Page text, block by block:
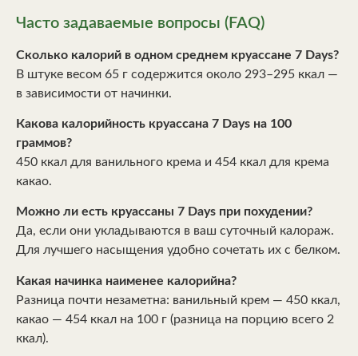
Часто задаваемые вопросы (FAQ)
Сколько калорий в одном среднем круассане 7 Days?
В штуке весом 65 г содержится около 293–295 ккал —
в зависимости от начинки.
Какова калорийность круассана 7 Days на 100
граммов?
450 ккал для ванильного крема и 454 ккал для крема
какао.
Можно ли есть круассаны 7 Days при похудении?
Да, если они укладываются в ваш суточный калораж.
Для лучшего насыщения удобно сочетать их с белком.
Какая начинка наименее калорийна?
Разница почти незаметна: ванильный крем — 450 ккал,
какао — 454 ккал на 100 г (разница на порцию всего 2
ккал).